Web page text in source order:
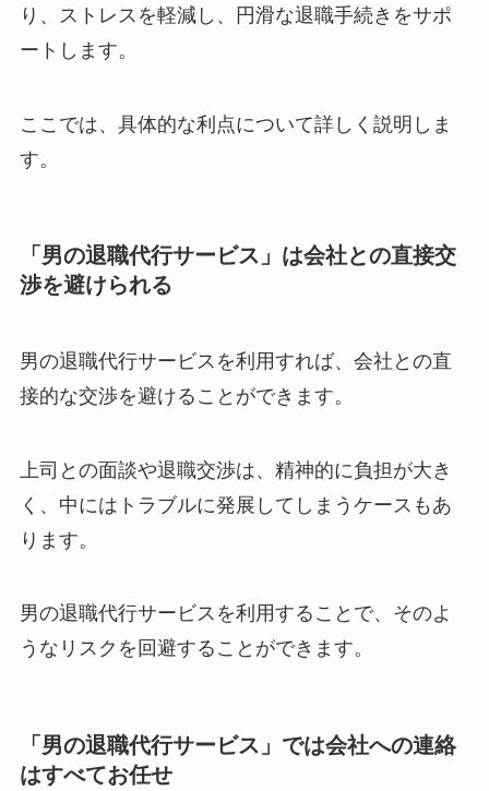
り、ストレスを軽減し、円滑な退職手続きをサポ
ートします。
ここでは、具体的な利点について詳しく説明しま
す。
「男の退職代行サービス」は会社との直接交
渉を避けられる
男の退職代行サービスを利用すれば、会社との直
接的な交渉を避けることができます。
上司との面談や退職交渉は、精神的に負担が大き
く、中にはトラブルに発展してしまうケースもあ
ります。
男の退職代行サービスを利用することで、そのよ
うなリスクを回避することができます。
「男の退職代行サービス」では会社への連絡
はすべてお任せ